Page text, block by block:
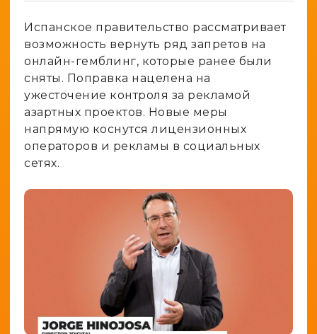
Spy-сервисы
Вайты
Аккаунты
Проверка анонимности
Конвертер cookies
Генератор личности
Испанское правительство рассматривает
возможность вернуть ряд запретов на
онлайн-гемблинг, которые ранее были
сняты. Поправка нацелена на
ужесточение контроля за рекламой
азартных проектов. Новые меры
напрямую коснутся лицензионных
операторов и рекламы в социальных
сетях.